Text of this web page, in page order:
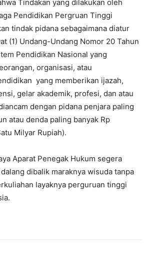
Tindakan yang dilakukan oleh
Pendidikan Pergruan Tinggi
tindak pidana sebagaimana diatur
(1) Undang-Undang Nomor 20 Tahun
Pendidikan Nasional yang
organisasi, atau
yang memberikan ijazah,
gelar akademik, profesi, dan atau
dengan pidana penjara paling
atau denda paling banyak Rp
Milyar Rupiah).
Aparat Penegak Hukum segera
dibalik maraknya wisuda tanpa
layaknya perguruan tinggi